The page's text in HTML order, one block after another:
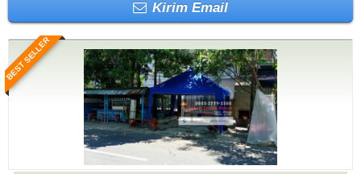
Kirim Email
BEST SELLER